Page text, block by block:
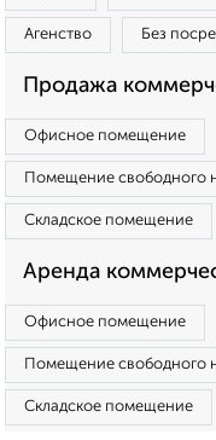
Агенство Без
Продажа
Офисное помещение
Помещение свободного
Складское помещение
Аренда
Офисное помещение
Помещение свободного
Складское помещение